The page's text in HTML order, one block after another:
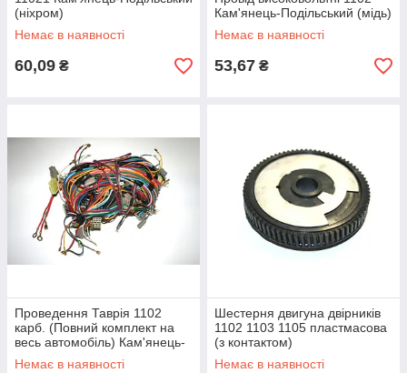
(ніхром)
Немає в наявності
60,09 ₴
Кам'янець-Подільський (мідь)
Немає в наявності
53,67 ₴
Проведення Таврія 1102
карб. (Повний комплект на
весь автомобіль) Кам'янець-
Подільський (джгут проводів)
Немає в наявності
Шестерня двигуна двірників
1102 1103 1105 пластмасова
(з контактом)
Немає в наявності